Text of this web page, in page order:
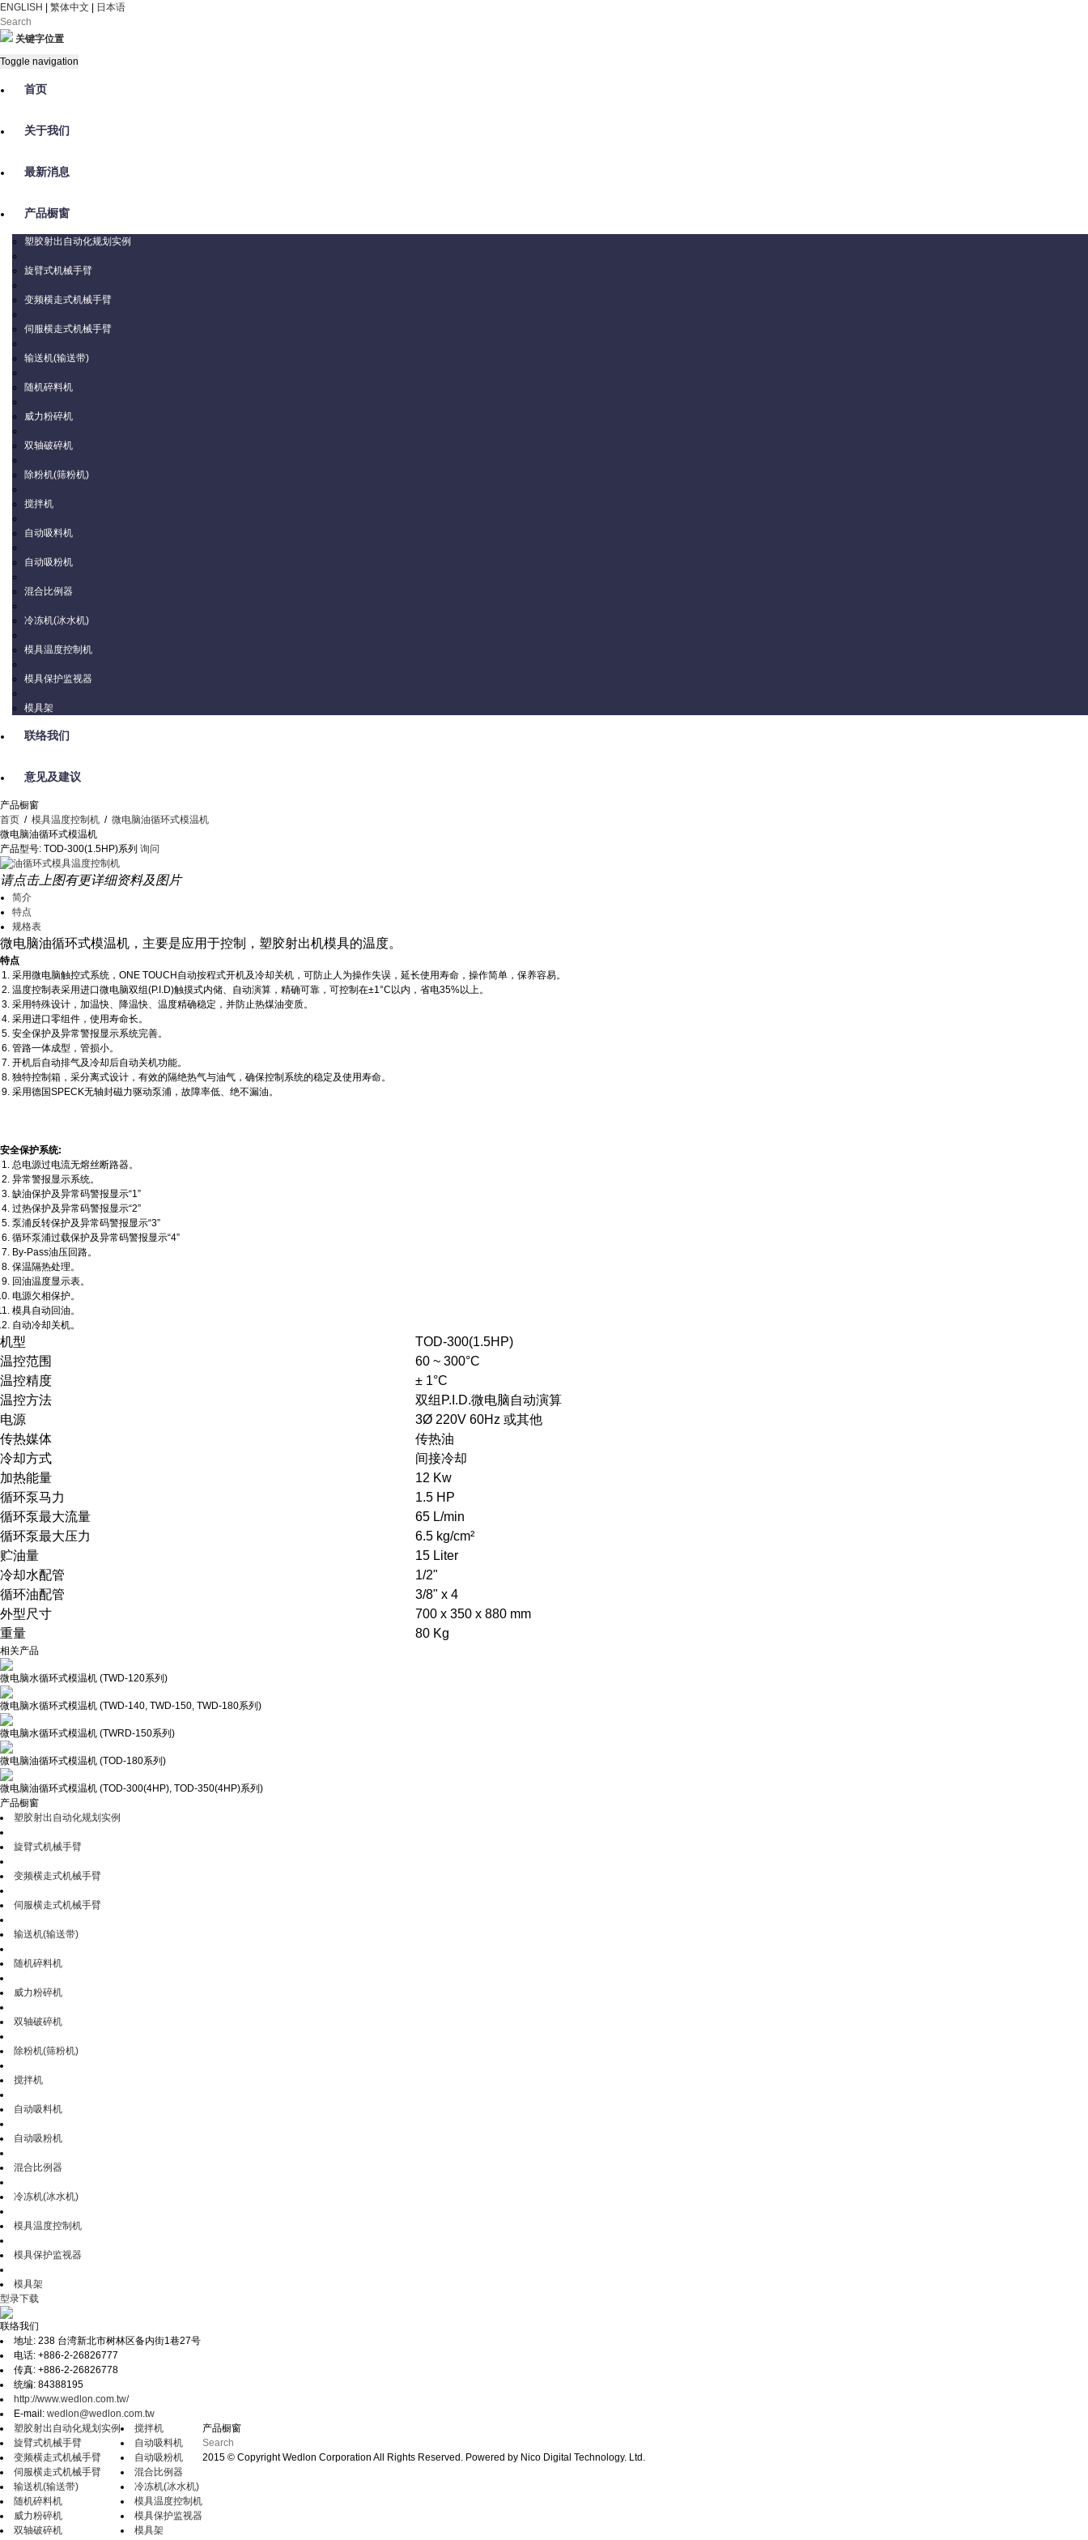
ENGLISH 繁体中文 日本语
关键字位置
Toggle navigation
首页
关于我们
最新消息
产品橱窗
塑胶射出自动化规划实例
旋臂式机械手臂
变频横走式机械手臂
伺服横走式机械手臂
输送机(输送带)
随机碎料机
威力粉碎机
双轴破碎机
除粉机(筛粉机)
搅拌机
自动吸料机
自动吸粉机
混合比例器
冷冻机(冰水机)
模具温度控制机
模具保护监视器
模具架
联络我们
意见及建议
产品橱窗
首页 / 模具温度控制机 / 微电脑油循环式模温机
微电脑油循环式模温机
产品型号: TOD-300(1.5HP)系列 询问
请点击上图有更详细资料及图片
简介
特点
规格表
微电脑油循环式模温机，主要是应用于控制，塑胶射出机模具的温度。
特点
采用微电脑触控式系统，ONE TOUCH自动按程式开机及冷却关机，可防止人为操作失误，延长使用寿命，操作简单，保养容易。
温度控制表采用进口微电脑双组(P.I.D)触摸式内储、自动演算，精确可靠，可控制在±1°C以内，省电35%以上。
采用特殊设计，加温快、降温快、温度精确稳定，并防止热煤油变质。
采用进口零组件，使用寿命长。
安全保护及异常警报显示系统完善。
管路一体成型，管损小。
开机后自动排气及冷却后自动关机功能。
独特控制箱，采分离式设计，有效的隔绝热气与油气，确保控制系统的稳定及使用寿命。
采用德国SPECK无轴封磁力驱动泵浦，故障率低、绝不漏油。
安全保护系统:
总电源过电流无熔丝断路器。
异常警报显示系统。
缺油保护及异常码警报显示“1”
过热保护及异常码警报显示“2”
泵浦反转保护及异常码警报显示“3”
循环泵浦过载保护及异常码警报显示“4”
By-Pass油压回路。
保温隔热处理。
回油温度显示表。
电源欠相保护。
模具自动回油。
自动冷却关机。
机型
TOD-300(1.5HP)
温控范围
60 ~ 300°C
温控精度
± 1°C
温控方法
双组P.I.D.微电脑自动演算
电源
3Ø 220V 60Hz 或其他
传热媒体
传热油
冷却方式
间接冷却
加热能量
12 Kw
循环泵马力
1.5 HP
循环泵最大流量
65 L/min
循环泵最大压力
6.5 kg/cm²
贮油量
15 Liter
冷却水配管
1/2"
循环油配管
3/8" x 4
外型尺寸
700 x 350 x 880 mm
重量
80 Kg
相关产品
微电脑水循环式模温机 (TWD-120系列)
微电脑水循环式模温机 (TWD-140, TWD-150, TWD-180系列)
微电脑水循环式模温机 (TWRD-150系列)
微电脑油循环式模温机 (TOD-180系列)
微电脑油循环式模温机 (TOD-300(4HP), TOD-350(4HP)系列)
产品橱窗
塑胶射出自动化规划实例
旋臂式机械手臂
变频横走式机械手臂
伺服横走式机械手臂
输送机(输送带)
随机碎料机
威力粉碎机
双轴破碎机
除粉机(筛粉机)
搅拌机
自动吸料机
自动吸粉机
混合比例器
冷冻机(冰水机)
模具温度控制机
模具保护监视器
模具架
型录下载
联络我们
地址: 238 台湾新北市树林区备内街1巷27号
电话: +886-2-26826777
传真: +886-2-26826778
统编: 84388195
http://www.wedlon.com.tw/
E-mail: wedlon@wedlon.com.tw
产品橱窗
塑胶射出自动化规划实例
旋臂式机械手臂
变频横走式机械手臂
伺服横走式机械手臂
输送机(输送带)
随机碎料机
威力粉碎机
双轴破碎机
搅拌机
自动吸料机
自动吸粉机
混合比例器
冷冻机(冰水机)
模具温度控制机
模具保护监视器
模具架
2015 © Copyright Wedlon Corporation All Rights Reserved. Powered by Nico Digital Technology. Ltd.